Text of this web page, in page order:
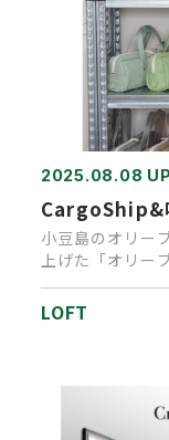
2025.08.08 UP
CargoShip&
小豆島のオリー
上げた「オリー
LOFT